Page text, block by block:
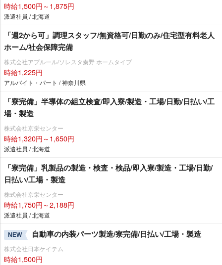
時給1,500円～1,875円
派遣社員 / 北海道
「週2から可」調理スタッフ/無資格可/日勤のみ/住宅型有料老人
ホーム/社会保障完備
株式会社アプルール/ソレスタ秦野 ホームタイプ
時給1,225円
アルバイト・パート / 神奈川県
「寮完備」半導体の組立検査/即入寮/製造・工場/日勤/日払い/工
場・製造
株式会社京栄センター
時給1,320円～1,650円
派遣社員 / 北海道
「寮完備」乳製品の製造・検査・検品/即入寮/製造・工場/日勤/
日払い/工場・製造
株式会社京栄センター
時給1,750円～2,188円
派遣社員 / 北海道
NEW 自動車の内装パーツ製造/寮完備/日払い/工場・製造
株式会社日本ケイテム
時給1,500円